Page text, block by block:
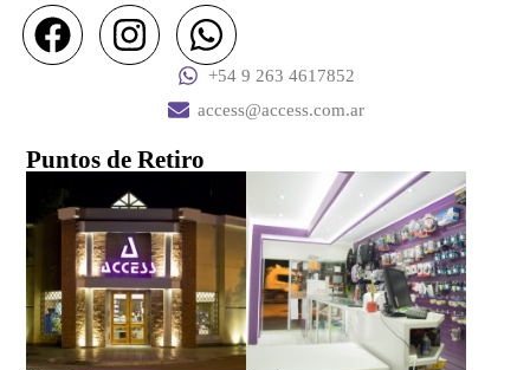
+54 9 263 4617852
access@access.com.ar
Puntos de Retiro